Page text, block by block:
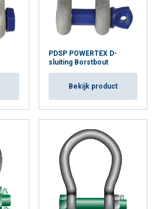
PDSP POWERTEX D-
sluiting Borstbout
Bekijk product